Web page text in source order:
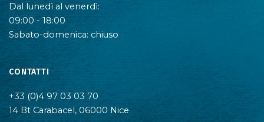
Dal lunedì al venerdì:
09:00 - 18:00
Sabato-domenica: chiuso
CONTATTI
+33 (0)4 97 03 03 70
14 Bt Carabacel, 06000 Nice